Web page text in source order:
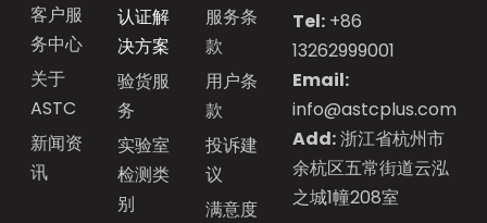
客户服
务中心
关于
ASTC
新闻资
讯
认证解
决方案
验货服
务
实验室
检测类
别
服务条
款
用户条
款
投诉建
议
满意度
Tel: +86
13262999001
Email:
info@astcplus.com
Add:浙江省杭州市
余杭区五常街道云泓
之城1幢208室